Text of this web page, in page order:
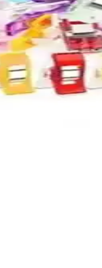
Setleri
ve kullanıcı
Okul Kullanımı İçin
ve kullanım kolaylığıyla